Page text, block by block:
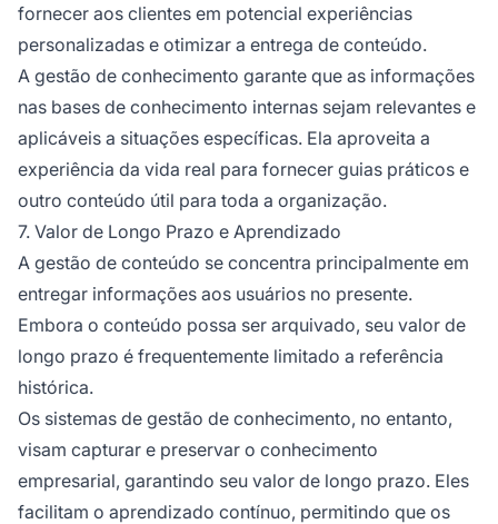
fornecer aos clientes em potencial experiências
personalizadas e otimizar a entrega de conteúdo.
A gestão de conhecimento garante que as informações
nas bases de conhecimento internas sejam relevantes e
aplicáveis a situações específicas. Ela aproveita a
experiência da vida real para fornecer guias práticos e
outro conteúdo útil para toda a organização.
7. Valor de Longo Prazo e Aprendizado
A gestão de conteúdo se concentra principalmente em
entregar informações aos usuários no presente.
Embora o conteúdo possa ser arquivado, seu valor de
longo prazo é frequentemente limitado a referência
histórica.
Os sistemas de gestão de conhecimento, no entanto,
visam capturar e preservar o conhecimento
empresarial, garantindo seu valor de longo prazo. Eles
facilitam o aprendizado contínuo, permitindo que os